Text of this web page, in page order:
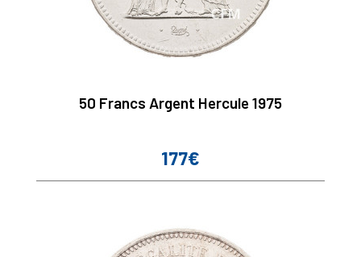
50 Francs Argent Hercule 1975
Prix
177€